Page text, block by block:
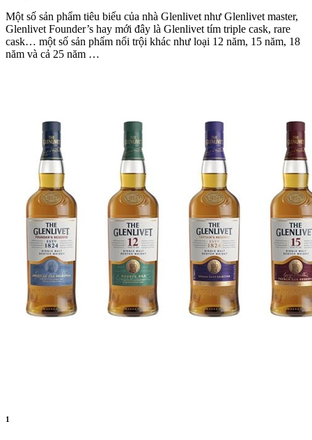
Một số sản phẩm tiêu biểu của nhà Glenlivet như Glenlivet master,
Glenlivet Founder’s hay mới đây là Glenlivet tím triple cask, rare
cask… một số sản phẩm nổi trội khác như loại 12 năm, 15 năm, 18
năm và cả 25 năm …
1